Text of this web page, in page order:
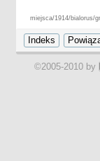
miejsca/1914/bialorus/
©2005-2010 by